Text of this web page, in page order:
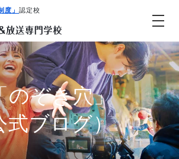
度」 認定校
ステム
のぞき穴」
式ブログ）